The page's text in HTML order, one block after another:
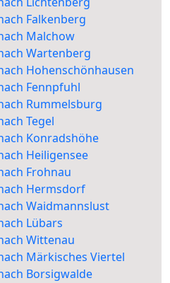
Falkenberg
Malchow
Wartenberg
Hohenschönhausen
Fennpfuhl
Rummelsburg
Tegel
Konradshöhe
Heiligensee
Frohnau
Hermsdorf
Waidmannslust
Lübars
Wittenau
Märkisches Viertel
Borsigwalde